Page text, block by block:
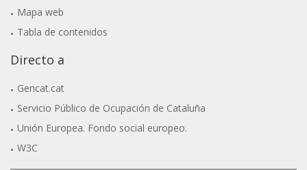
Mapa web
Tabla de contenidos
Directo a
Gencat.cat
Servicio Público de Ocupación de Cataluña
Unión Europea. Fondo social europeo.
W3C